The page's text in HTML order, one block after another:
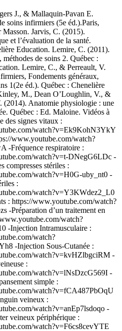
J., & Mallaquin-Pavan E.
soins infirmiers (5e éd.).Paris,
Masson. Jarvis, C. (2015).
et l’évaluation de la santé.
Education. Lemire, C. (2011).
de soins 2. Québec :
Lemire, C., & Perreault, V.
Fondements généraux,
1(2e éd.). Québec : Chenelière
M., Dean O’Loughlin, V., &
(2014). Anatomie physiologie : une
Québec : Ed. Maloine. Vidéos à
des signes vitaux :
watch?v=Ek9KohN3YkY
www.youtube.com/watch?
-Fréquence respiratoire :
watch?v=t-DNegG6LDc -
compresses stériles :
watch?v=H0G-uby_nt0 -
:
watch?v=Y3KWdez2_L0
: https://www.youtube.com/watch?
-Préparation d’un traitement en
watch?
-Injection Intramusculaire :
watch?
-Injection Sous-Cutanée :
watch?v=kvHZlbgciRM -
:
watch?v=lNsDzcG569I -
simple :
watch?v=fCA487PbOqU
veineux :
watch?v=anEp7lsdoqo -
veineux périphérique :
watch?v=F6cs8cevYTE